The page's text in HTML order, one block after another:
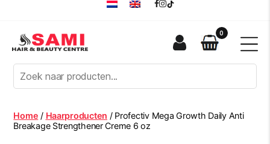
Afro
Hair
Beauty
Centre
0
Home / Haarproducten / Profectiv Mega Growth Daily Anti
Breakage Strengthener Creme 6 oz